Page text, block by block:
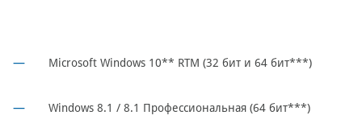
Microsoft Windows 10** RTM (32 бит и 64 бит***)
Windows 8.1 / 8.1 Профессиональная (64 бит***)